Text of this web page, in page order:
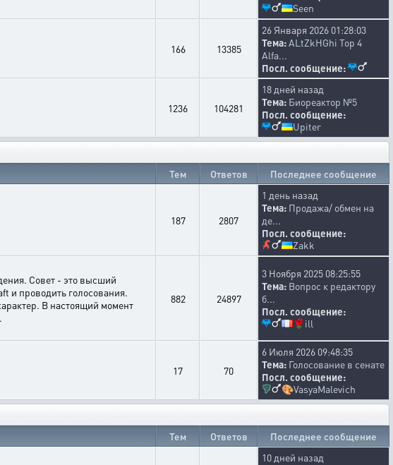
Seen
166 13385
26 Января 2026 01:28:03
Тема:ALtZkHGhi Top 4
Alfa...
Посл. сообщение:
1236 104281
18 дней назад
Тема: Биореактор №5
Посл. сообщение:
Upiter
Тем Ответов Последнее сообщение
187 2807
1 день назад
Тема: Продажа/ обмен на
де...
Посл. сообщение:
Zakk
Совет - это высший
и проводить голосования.
В настоящий момент
882 24897
3 Ноября 2025 08:25:55
Тема: Вопрос к редактору
б...
Посл. сообщение:
🌹ill
17 70
6 Июля 2026 09:48:35
Тема: Голосование в сенате
Посл. сообщение:
🎨VasyaMalevich
Тем Ответов Последнее сообщение
10 дней назад